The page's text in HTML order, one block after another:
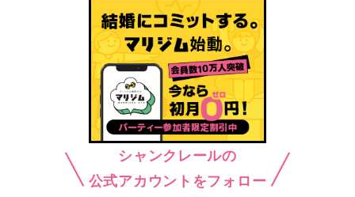
シャンクレールの
公式アカウントをフォロー